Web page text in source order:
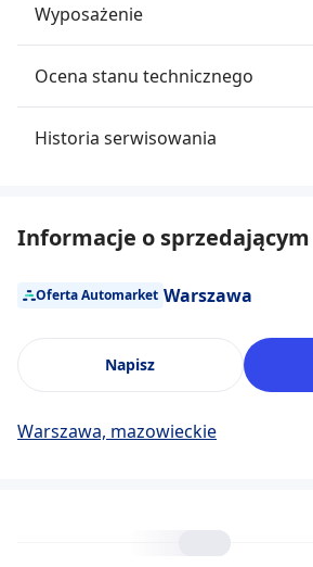
Wyposażenie
Ocena stanu technicznego
Historia serwisowania
Informacje o sprzedającym
Oferta Automarket Warszawa
Napisz
Warszawa, mazowieckie